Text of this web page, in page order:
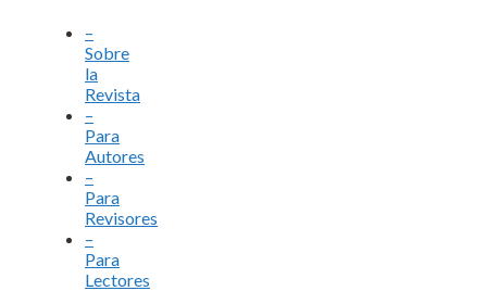
–
Sobre
la
Revista
–
Para
Autores
–
Para
Revisores
–
Para
Lectores